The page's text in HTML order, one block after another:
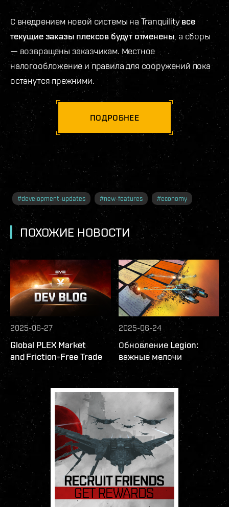
С внедрением новой системы на Tranquility все
текущие заказы плексов будут отменены, а сборы
— возвращены заказчикам. Местное
налогообложение и правила для сооружений пока
останутся прежними.
ПОДРОБНЕЕ
#development-updates #new-features #economy
ПОХОЖИЕ НОВОСТИ
2025-06-27
Global PLEX Market
and Friction-Free Trade
2025-06-24
Обновление Legion:
важные мелочи